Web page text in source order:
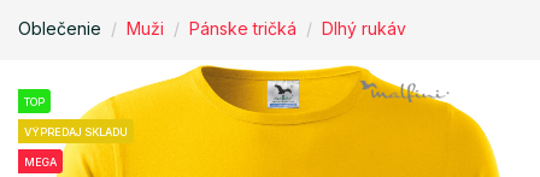
Oblečenie Muži Pánske tričká Dlhý rukáv
TOP
VÝPREDAJ SKLADU
MEGA